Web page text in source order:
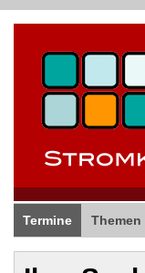
Termine Themen